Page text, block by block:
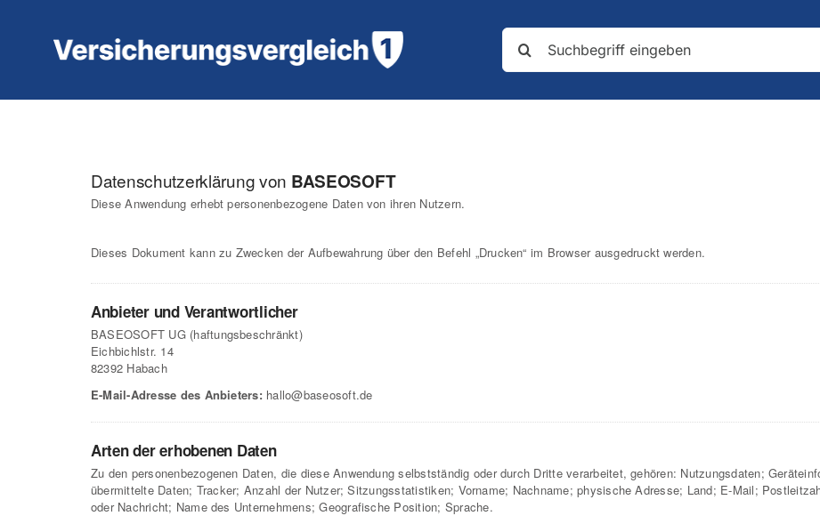
springen
nach:
Datenschutzerklärung von BASEOSOFT
Diese Anwendung erhebt personenbezogene Daten von ihren Nutzern.
Dieses Dokument kann zu Zwecken der Aufbewahrung über den Befehl „Drucken“ im Browser ausgedruckt werden.
Anbieter und Verantwortlicher
BASEOSOFT UG (haftungsbeschränkt)
Eichbichlstr. 14
82392 Habach
E-Mail-Adresse des Anbieters: hallo@baseosoft.de
Arten der erhobenen Daten
Zu den personenbezogenen Daten, die diese Anwendung selbstständig oder durch Dritte verarbeitet, gehören: Nutzungsdaten;
übermittelte Daten; Tracker; Anzahl der Nutzer; Sitzungsstatistiken; Vorname; Nachname; physische Adresse; Land; E-Mail;
oder Nachricht; Name des Unternehmens; Geografische Position; Sprache.